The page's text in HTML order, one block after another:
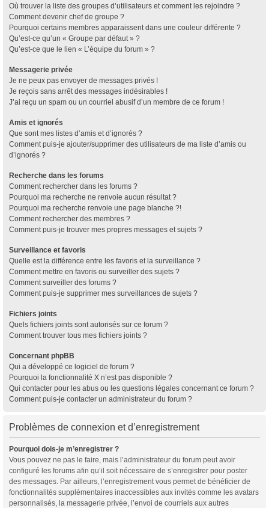
Où trouver la liste des groupes d’utilisateurs et comment les rejoindre ?
Comment devenir chef de groupe ?
Pourquoi certains membres apparaissent dans une couleur différente ?
Qu’est-ce qu’un « Groupe par défaut » ?
Qu’est-ce que le lien « L’équipe du forum » ?
Messagerie privée
Je ne peux pas envoyer de messages privés !
Je reçois sans arrêt des messages indésirables !
J’ai reçu un spam ou un courriel abusif d’un membre de ce forum !
Amis et ignorés
Que sont mes listes d’amis et d’ignorés ?
Comment puis-je ajouter/supprimer des utilisateurs de ma liste d’amis ou
d’ignorés ?
Recherche dans les forums
Comment rechercher dans les forums ?
Pourquoi ma recherche ne renvoie aucun résultat ?
Pourquoi ma recherche renvoie une page blanche ?!
Comment rechercher des membres ?
Comment puis-je trouver mes propres messages et sujets ?
Surveillance et favoris
Quelle est la différence entre les favoris et la surveillance ?
Comment mettre en favoris ou surveiller des sujets ?
Comment surveiller des forums ?
Comment puis-je supprimer mes surveillances de sujets ?
Fichiers joints
Quels fichiers joints sont autorisés sur ce forum ?
Comment trouver tous mes fichiers joints ?
Concernant phpBB
Qui a développé ce logiciel de forum ?
Pourquoi la fonctionnalité X n’est pas disponible ?
Qui contacter pour les abus ou les questions légales concernant ce forum ?
Comment puis-je contacter un administrateur du forum ?
Problèmes de connexion et d’enregistrement
Pourquoi dois-je m’enregistrer ?
Vous pouvez ne pas le faire, mais l’administrateur du forum peut avoir
configuré les forums afin qu’il soit nécessaire de s’enregistrer pour poster
des messages. Par ailleurs, l’enregistrement vous permet de bénéficier de
fonctionnalités supplémentaires inaccessibles aux invités comme les avatars
personnalisés, la messagerie privée, l’envoi de courriels aux autres